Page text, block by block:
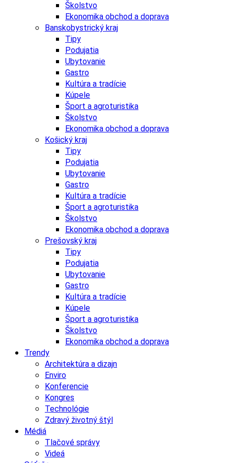
Školstvo
Ekonomika obchod a doprava
Banskobystrický kraj
Tipy
Podujatia
Ubytovanie
Gastro
Kultúra a tradície
Kúpele
Šport a agroturistika
Školstvo
Ekonomika obchod a doprava
Košický kraj
Tipy
Podujatia
Ubytovanie
Gastro
Kultúra a tradície
Šport a agroturistika
Školstvo
Ekonomika obchod a doprava
Prešovský kraj
Tipy
Podujatia
Ubytovanie
Gastro
Kultúra a tradície
Kúpele
Šport a agroturistika
Školstvo
Ekonomika obchod a doprava
Trendy
Architektúra a dizajn
Enviro
Konferencie
Kongres
Technológie
Zdravý životný štýl
Médiá
Tlačové správy
Videá